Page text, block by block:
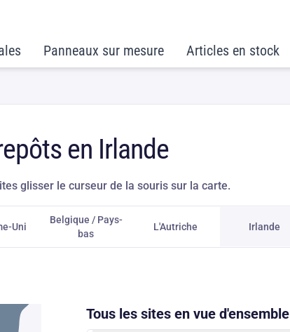
Panneaux sur mesure Articles en stock
en Irlande
glisser le curseur de la souris sur la carte.
Uni
Belgique / Pays-
bas
L'Autriche Irlande
Tous les sites en vue d'ensemble